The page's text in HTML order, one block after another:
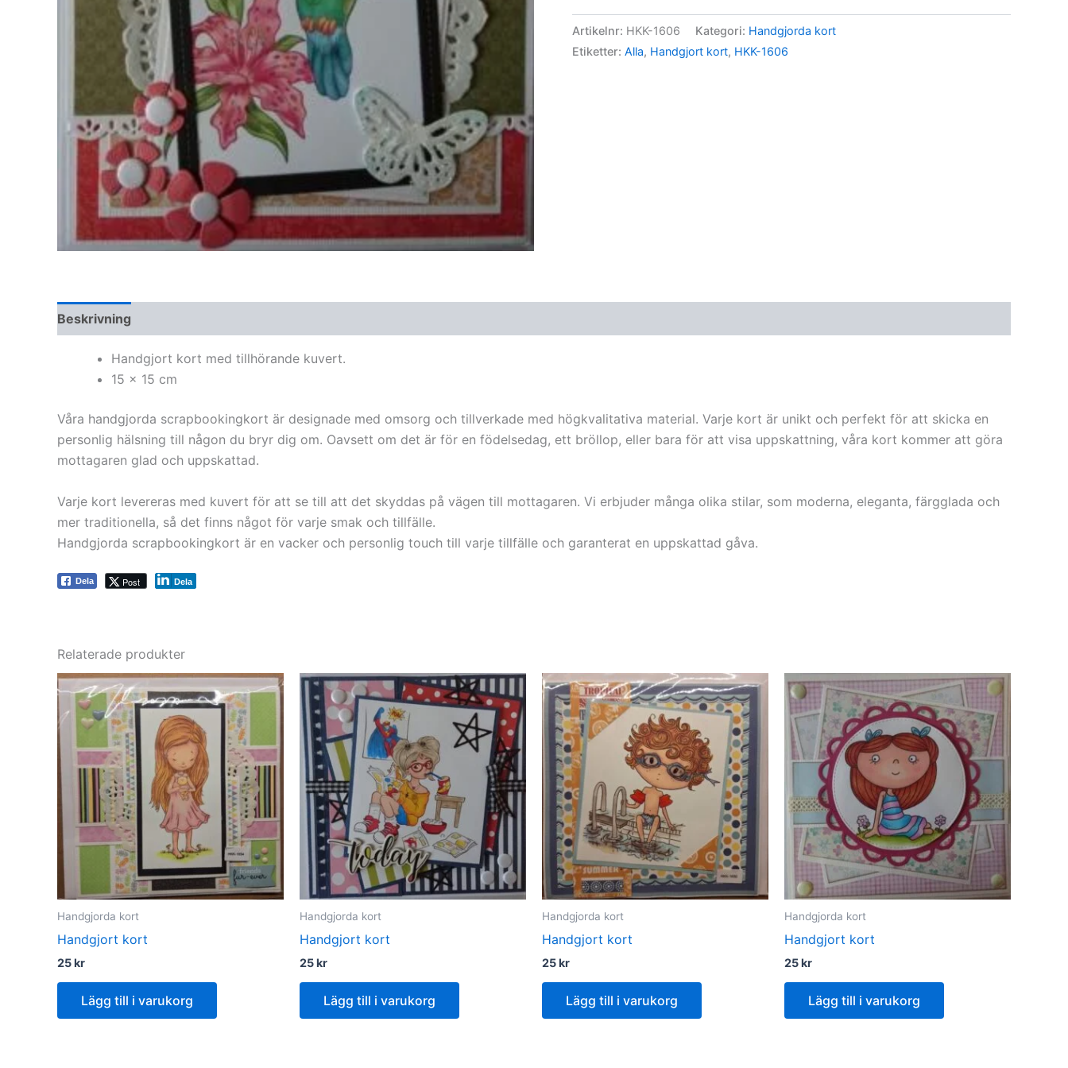
Artikelnr: HKK-1606 Kategori: Handgjorda kort
Etiketter: Alla, Handgjort kort, HKK-1606
Beskrivning
Handgjort kort med tillhörande kuvert.
15 x 15 cm
Våra handgjorda scrapbookingkort är designade med omsorg och tillverkade med högkvalitativa material. Varje kort är unikt och perfekt för att skicka en
personlig hälsning till någon du bryr dig om. Oavsett om det är för en födelsedag, ett bröllop, eller bara för att visa uppskattning, våra kort kommer att göra
mottagaren glad och uppskattad.
Varje kort levereras med kuvert för att se till att det skyddas på vägen till mottagaren. Vi erbjuder många olika stilar, som moderna, eleganta, färgglada och
mer traditionella, så det finns något för varje smak och tillfälle.
Handgjorda scrapbookingkort är en vacker och personlig touch till varje tillfälle och garanterat en uppskattad gåva.
Dela Post Dela
Relaterade produkter
Handgjorda kort
Handgjort kort
25kr
Lägg till i varukorg
Handgjorda kort
Handgjort kort
25kr
Lägg till i varukorg
Handgjorda kort
Handgjort kort
25kr
Lägg till i varukorg
Handgjorda kort
Handgjort kort
25kr
Lägg till i varukorg